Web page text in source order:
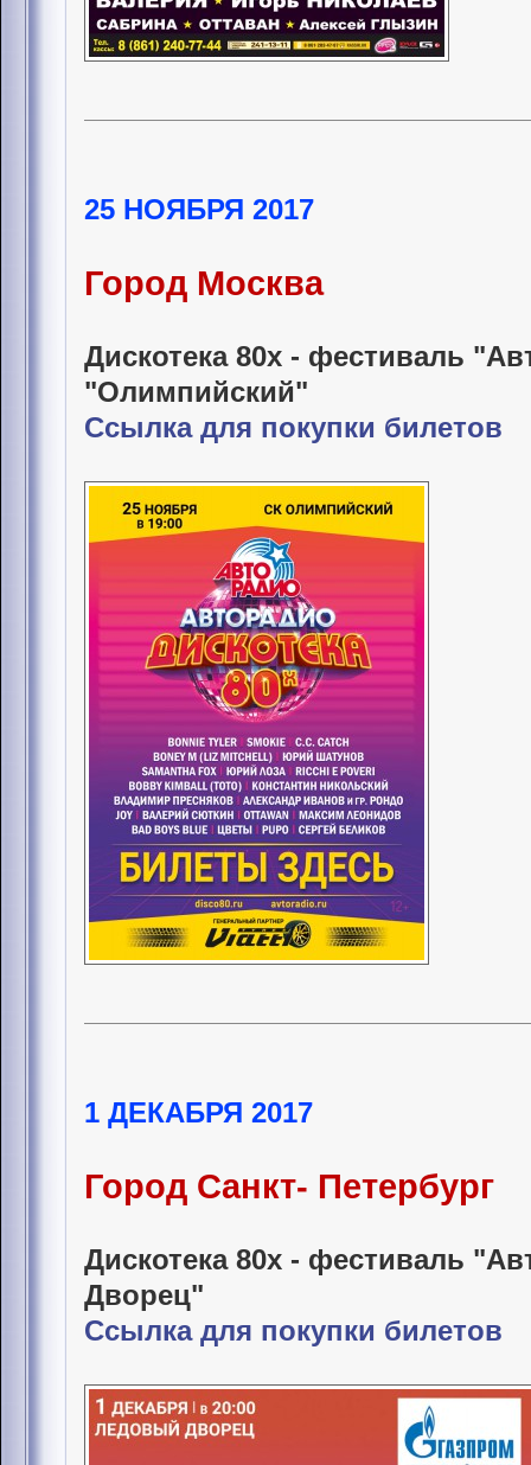
25 НОЯБРЯ 2017
Город Москва
Дискотека 80х - фестиваль
"Олимпийский"
Ссылка для покупки билетов
1 ДЕКАБРЯ 2017
Город Санкт- Петербург
Дискотека 80х - фестиваль
Дворец"
Ссылка для покупки билетов